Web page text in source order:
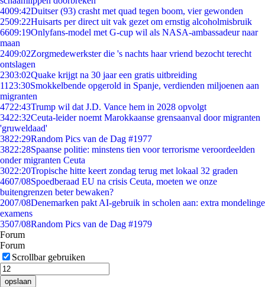
4009:42Duitser (93) crasht met quad tegen boom, vier gewonden
2509:22Huisarts per direct uit vak gezet om ernstig alcoholmisbruik
6609:19Onlyfans-model met G-cup wil als NASA-ambassadeur naar
maan
2409:02Zorgmedewerkster die 's nachts haar vriend bezocht terecht
ontslagen
2303:02Quake krijgt na 30 jaar een gratis uitbreiding
11 23:30Smokkelbende opgerold in Spanje, verdienden miljoenen aan
migranten
4722:43Trump wil dat J.D. Vance hem in 2028 opvolgt
3422:32Ceuta-leider noemt Marokkaanse grensaanval door migranten
'gruweldaad'
3822:29Random Pics van de Dag #1977
3822:28Spaanse politie: minstens tien voor terrorisme veroordeelden
onder migranten Ceuta
3022:20Tropische hitte keert zondag terug met lokaal 32 graden
4607/08Spoedberaad EU na crisis Ceuta, moeten we onze
buitengrenzen beter bewaken?
2007/08Denemarken pakt AI-gebruik in scholen aan: extra mondelinge
examens
3507/08Random Pics van de Dag #1979
Forum
Forum
Scrollbar gebruiken
opslaan